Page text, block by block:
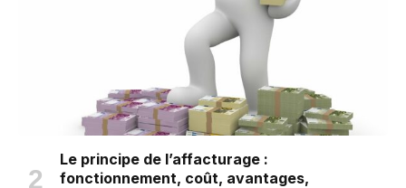
Le principe de l’affacturage :
fonctionnement, coût, avantages,